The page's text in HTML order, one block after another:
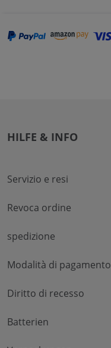
HILFE & INFO
Servizio e resi
Revoca ordine
spedizione
Modalità di pagamento
Diritto di recesso
Batterien